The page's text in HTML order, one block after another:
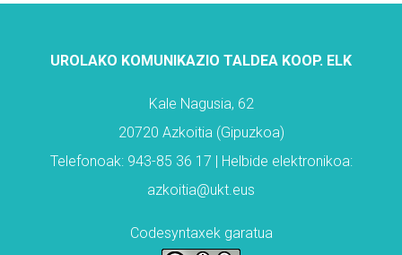
UROLAKO KOMUNIKAZIO TALDEA KOOP. ELK
Kale Nagusia, 62
20720 Azkoitia (Gipuzkoa)
Telefonoak: 943-85 36 17 | Helbide elektronikoa:
azkoitia@ukt.eus
Codesyntaxek garatua